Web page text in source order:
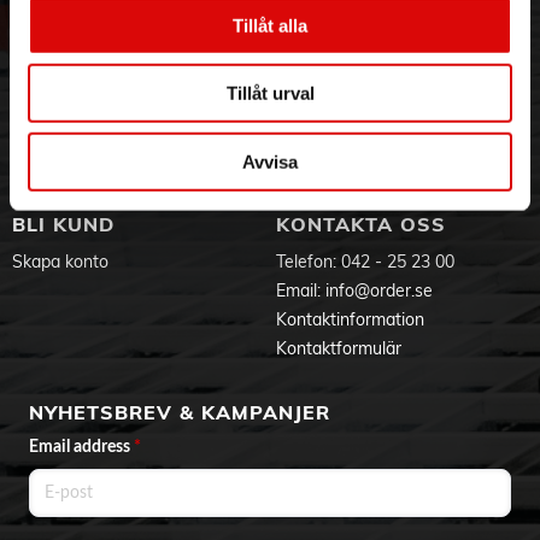
Tillåt alla
Tillåt urval
Avvisa
Visselblåsning
Aktuellt på Order
Service & Support
Godsefterlysning & Felleverans
Integritetspolicy
Om cookies
BLI KUND
Skapa konto
KONTAKTA OSS
Telefon: 042 - 25 23 00
Email: info@order.se
Kontaktinformation
Kontaktformulär
NYHETSBREV & KAMPANJER
Email address *